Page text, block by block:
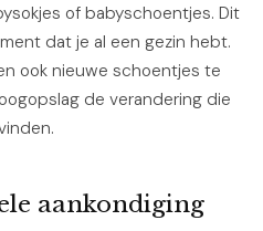
of babyschoentjes. Dit
dat je al een gezin hebt.
ook nieuwe schoentjes te
de verandering die
aankondiging